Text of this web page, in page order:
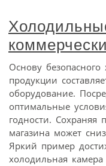
Основу
продукции
оборудование.
оптимальные
годности. Сохраняя
магазина может
Яркий пример
холодильная